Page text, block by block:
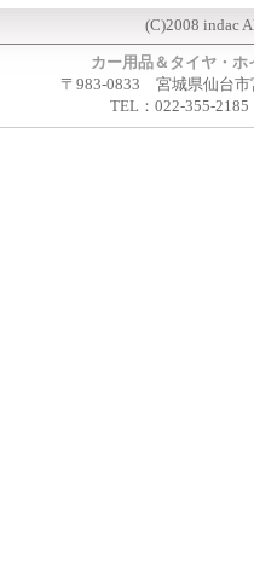
(C)2008 indac
カー用品＆タイヤ・
〒983-0833 宮城県仙台市
TEL：022-355-